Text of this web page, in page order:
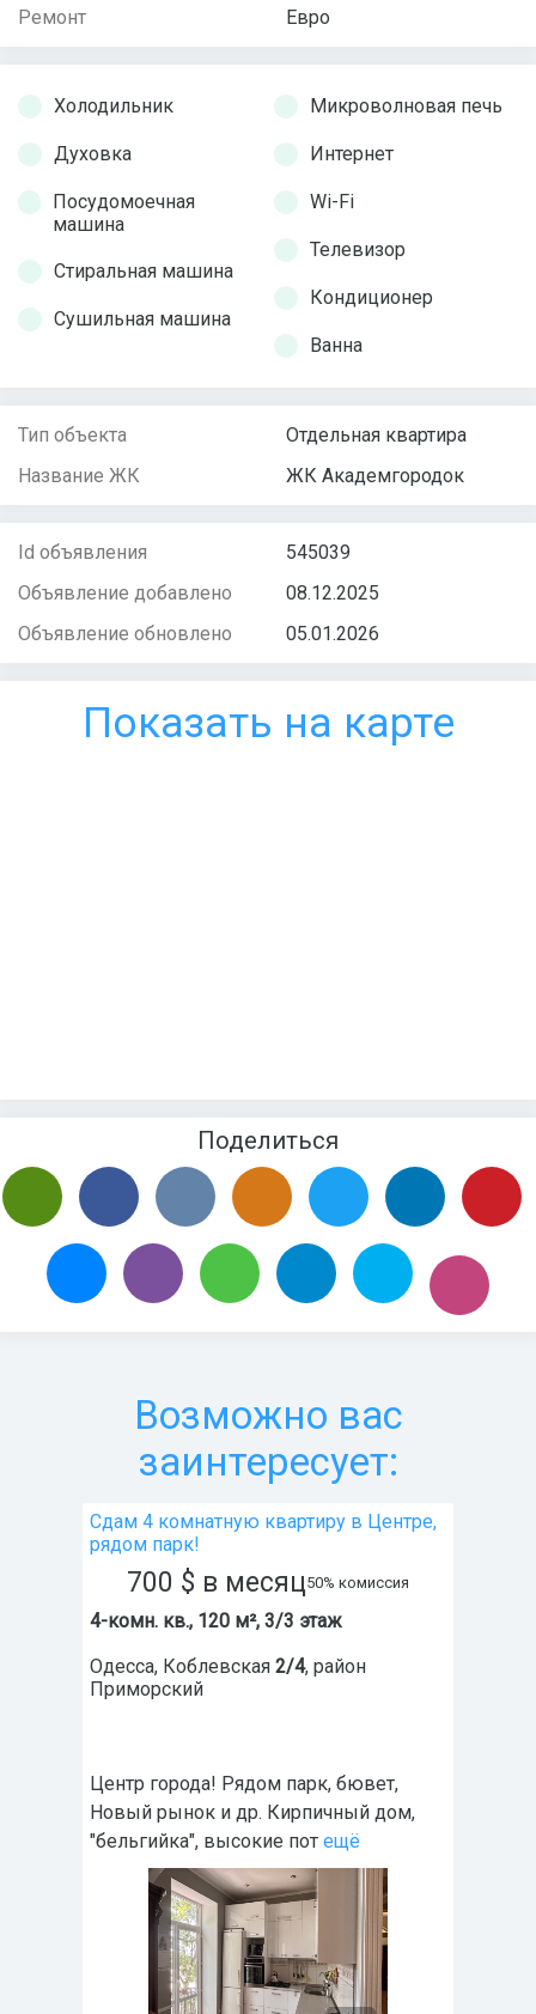
Ремонт
Евро
Холодильник
Духовка
Посудомоечная
машина
Стиральная машина
Сушильная машина
Микроволновая печь
Интернет
Wi-Fi
Телевизор
Кондиционер
Ванна
Тип объекта
Отдельная квартира
Название ЖК
ЖК Академгородок
Id объявления
545039
Объявление добавлено
08.12.2025
Объявление обновлено
05.01.2026
Показать на карте
Поделиться
Возможно вас
заинтересует:
Сдам 4 комнатную квартиру в Центре,
рядом парк!
700 $ в месяц50% комиссия
4-комн. кв., 120 м², 3/3 этаж
Одесса, Коблевская 2/4, район
Приморский
Центр города! Рядом парк, бювет,
Новый рынок и др. Кирпичный дом,
"бельгийка", высокие пот ещё